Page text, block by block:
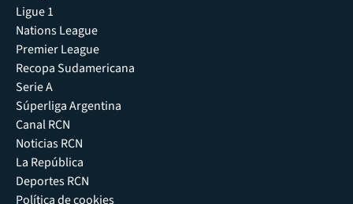
Ligue 1
Nations League
Premier League
Recopa Sudamericana
Serie A
Súperliga Argentina
Canal RCN
Noticias RCN
La República
Deportes RCN
Política de cookies